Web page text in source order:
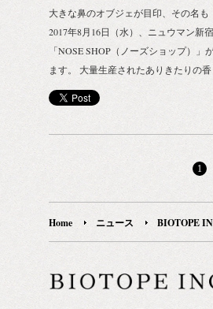
MR.SMITH ・LA:BRUKET ・
せ
大きな鼻のオブジェが目印、その名も
2017年8月16日（水）、ニュウマン新
「NOSE SHOP（ノーズショップ）」
ます。 大量生産されたありきたりの
ないワガママな鼻のために、世界中か
ンデントでハイグレードなフレグラン
をセレクトしたキュレーション型実店
か買えない日本初上陸のフレグランス
定商品も多数ラインナップ。 香りの世
払拭した、カジュアルで、ポップなフ
セレクトショップです。 誰かにとっ
自分にとっても良い香りだとは限りま
ず、ただひたすらに自分の鼻の感じる
1
Home ニュース BIOTOPE